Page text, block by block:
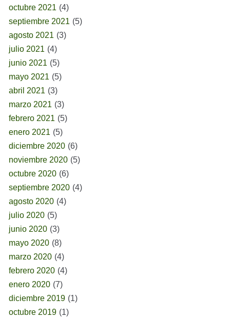
octubre 2021 (4)
septiembre 2021 (5)
agosto 2021 (3)
julio 2021 (4)
junio 2021 (5)
mayo 2021 (5)
abril 2021 (3)
marzo 2021 (3)
febrero 2021 (5)
enero 2021 (5)
diciembre 2020 (6)
noviembre 2020 (5)
octubre 2020 (6)
septiembre 2020 (4)
agosto 2020 (4)
julio 2020 (5)
junio 2020 (3)
mayo 2020 (8)
marzo 2020 (4)
febrero 2020 (4)
enero 2020 (7)
diciembre 2019 (1)
octubre 2019 (1)